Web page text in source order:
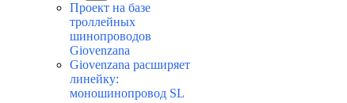
Проект на базе
троллейных
шинопроводов
Giovenzana
Giovenzana расширяет
линейку:
моношинопровод SL